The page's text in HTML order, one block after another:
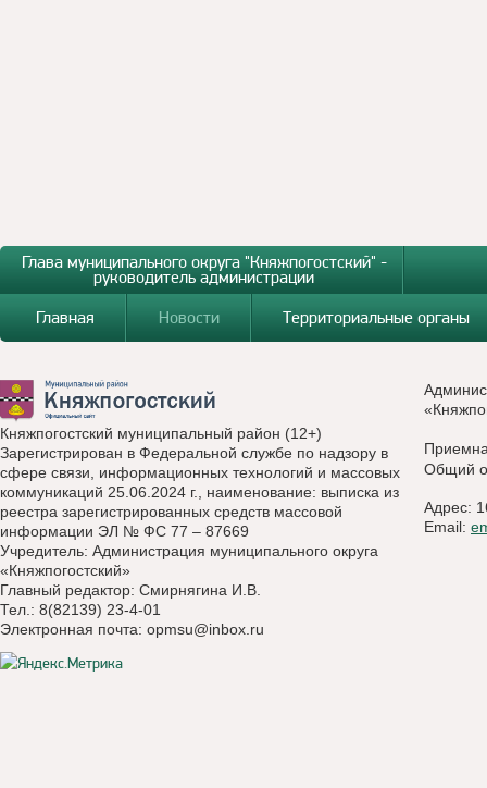
Глава муниципального округа "Княжпогостский" -
руководитель администрации
Главная
Новости Территориальные органы
Княжпогостский муниципальный район (12+)
Зарегистрирован в Федеральной службе по надзору в
сфере связи, информационных технологий и массовых
коммуникаций 25.06.2024 г., наименование: выписка из
реестра зарегистрированных средств массовой
информации ЭЛ № ФС 77 – 87669
Учредитель: Администрация муниципального округа
«Княжпогостский»
Главный редактор: Смирнягина И.В.
Тел.: 8(82139) 23-4-01
Электронная почта: opmsu@inbox.ru
Общий
Адрес:
Email: